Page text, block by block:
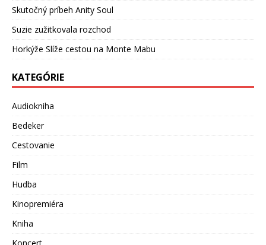
Skutočný príbeh Anity Soul
Suzie zužitkovala rozchod
Horkýže Slíže cestou na Monte Mabu
KATEGÓRIE
Audiokniha
Bedeker
Cestovanie
Film
Hudba
Kinopremiéra
Kniha
Koncert